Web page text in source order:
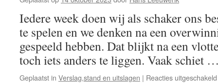
Iedere week doen wij als schaker ons
te spelen en we denken na een
gespeeld hebben. Dat blijkt na een
toch iets anders te liggen. Vaak schiet
Geplaatst in Verslag,stand en uitslagen | Reacties uitgeschakeld